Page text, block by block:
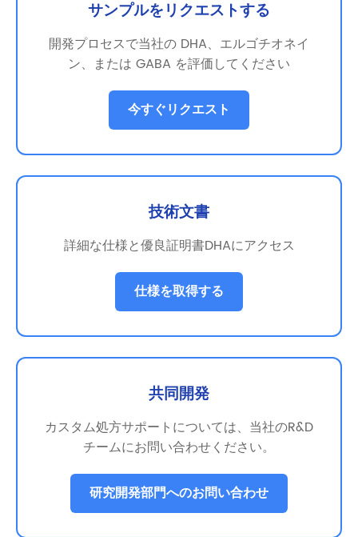
サンプルをリクエストする
開発プロセスで当社の DHA、エルゴチオネイ
ン、または GABA を評価してください
今すぐリクエスト
技術文書
詳細な仕様と優良証明書DHAにアクセス
仕様を取得する
共同開発
カスタム処方サポートについては、当社のR&D
チームにお問い合わせください。
研究開発部門へのお問い合わせ